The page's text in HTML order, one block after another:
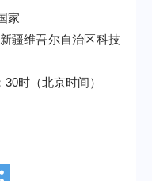
家
疆维吾尔自治区科技
30时（北京时间）